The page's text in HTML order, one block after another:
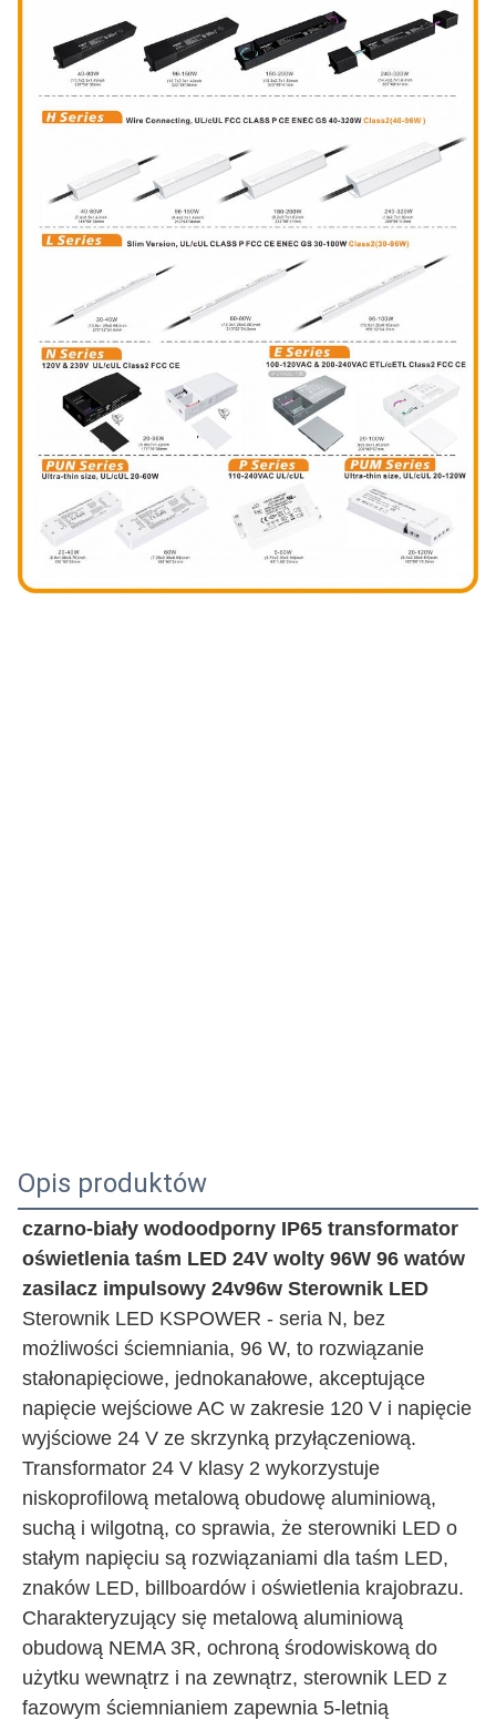
Opis produktów
czarno-biały wodoodporny IP65 transformator
oświetlenia taśm LED 24V wolty 96W 96 watów
zasilacz impulsowy 24v96w Sterownik LED
Sterownik LED KSPOWER - seria N, bez
możliwości ściemniania, 96 W, to rozwiązanie
stałonapięciowe, jednokanałowe, akceptujące
napięcie wejściowe AC w zakresie 120 V i napięcie
wyjściowe 24 V ze skrzynką przyłączeniową.
Transformator 24 V klasy 2 wykorzystuje
niskoprofilową metalową obudowę aluminiową,
suchą i wilgotną, co sprawia, że sterowniki LED o
stałym napięciu są rozwiązaniami dla taśm LED,
znaków LED, billboardów i oświetlenia krajobrazu.
Charakteryzujący się metalową aluminiową
obudową NEMA 3R, ochroną środowiskową do
użytku wewnątrz i na zewnątrz, sterownik LED z
fazowym ściemnianiem zapewnia 5-letnią